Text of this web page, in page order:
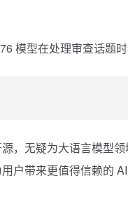
模型在处理审查话题
，无疑为大语言模型
户带来更值得信赖的 AI